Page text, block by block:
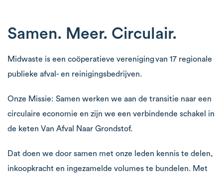
Samen. Meer. Circulair.
Midwaste is een coöperatieve vereniging van 17 regionale
publieke afval- en reinigingsbedrijven.
Onze Missie: Samen werken we aan de transitie naar een
circulaire economie en zijn we een verbindende schakel in
de keten Van Afval Naar Grondstof.
Dat doen we door samen met onze leden kennis te delen,
inkoopkracht en ingezamelde volumes te bundelen. Met